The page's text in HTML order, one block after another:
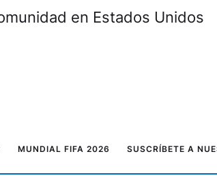
en Estados Unidos
MUNDIAL FIFA 2026 SUSCRÍBETE A